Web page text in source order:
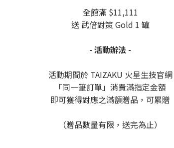
全館滿 $11,111
送 武倍對策 Gold 1 罐
- 活動辦法 -
活動期間於 TAIZAKU 火星生技官網
「同一筆訂單」消費滿指定金額
即可獲得對應之滿額贈品，可累贈
（贈品數量有限，送完為止）